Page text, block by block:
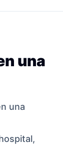
una
una